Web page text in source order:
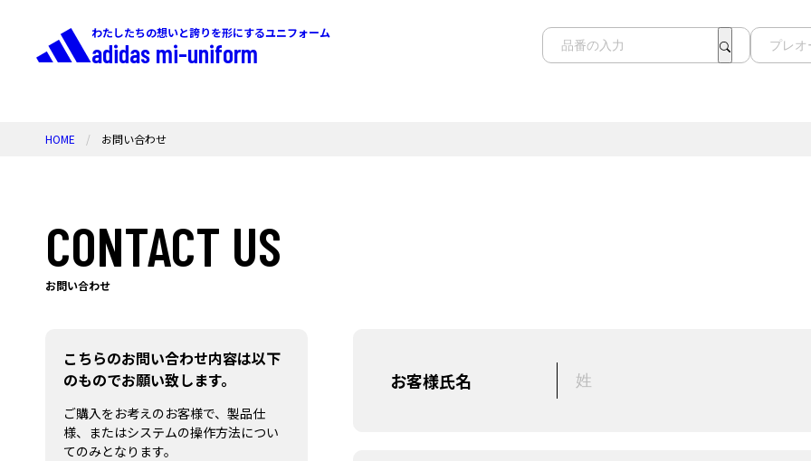
わたしたちの想いと誇りを形にするユニフォーム
adidas mi-uniform
HOME お問い合わせ
CONTACT US
お問い合わせ
こちらのお問い合わせ内容は以下
のものでお願い致します。
ご購入をお考えのお客様で、製品仕
様、またはシステムの操作方法につい
てのみとなります。
お客様氏名